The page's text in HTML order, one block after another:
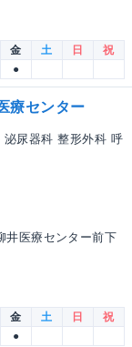
金 土 日
祝
●
療センター
尿器科 整形外科 呼
井医療センター前下
金 土 日
祝
●